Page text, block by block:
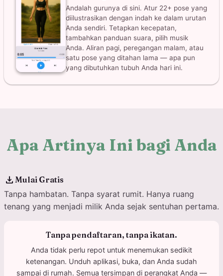
Andalah gurunya di sini. Atur 22+ pose yang
diilustrasikan dengan indah ke dalam urutan
Anda sendiri. Tetapkan kecepatan,
tambahkan panduan suara, pilih musik
Anda. Aliran pagi, peregangan malam, atau
satu pose yang ditahan lama — apa pun
yang dibutuhkan tubuh Anda hari ini.
Apa Artinya Ini bagi Anda
download Mulai Gratis
Tanpa hambatan. Tanpa syarat rumit. Hanya ruang
tenang yang menjadi milik Anda sejak sentuhan pertama.
Tanpa pendaftaran, tanpa ikatan.
Anda tidak perlu repot untuk menemukan sedikit
ketenangan. Unduh aplikasi, buka, dan Anda sudah
sampai di rumah. Semua tersimpan di perangkat Anda —